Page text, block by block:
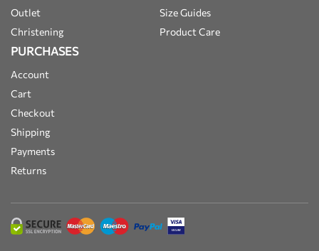
Outlet
Christening
Size Guides
Product Care
PURCHASES
Account
Cart
Checkout
Shipping
Payments
Returns